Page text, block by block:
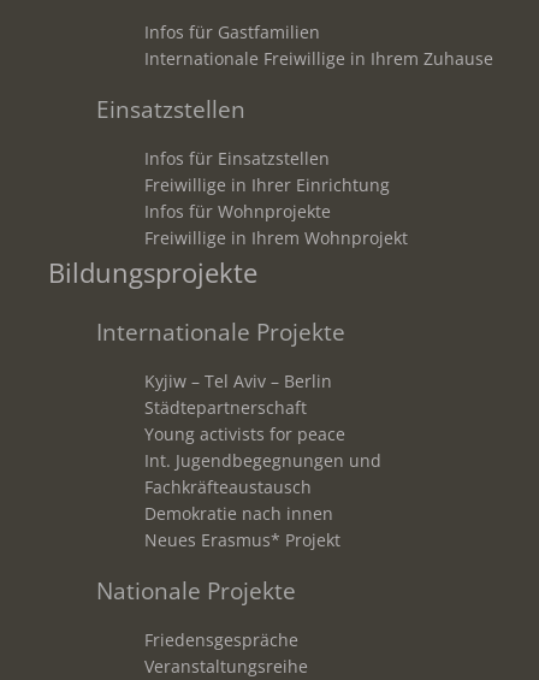
Infos für Gastfamilien
Internationale Freiwillige in Ihrem Zuhause
Einsatzstellen
Infos für Einsatzstellen
Freiwillige in Ihrer Einrichtung
Infos für Wohnprojekte
Freiwillige in Ihrem Wohnprojekt
Bildungsprojekte
Internationale Projekte
Kyjiw – Tel Aviv – Berlin
Städtepartnerschaft
Young activists for peace
Int. Jugendbegegnungen und
Fachkräfteaustausch
Demokratie nach innen
Neues Erasmus* Projekt
Nationale Projekte
Friedensgespräche
Veranstaltungsreihe